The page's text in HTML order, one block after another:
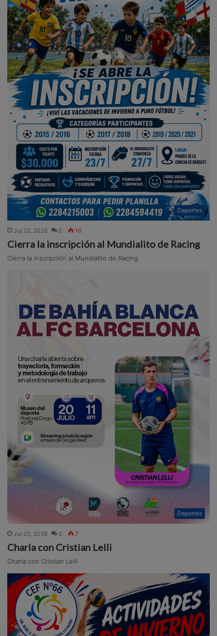
Deportes
Jul 23, 2026 0 10
Cierra la inscripción al Mundialito de Racing
Cierra la inscripción al Mundialito de Racing
Deportes
Jul 20, 2026 0 7
Charla con Cristian Lelli
Charla con Cristian Lelli